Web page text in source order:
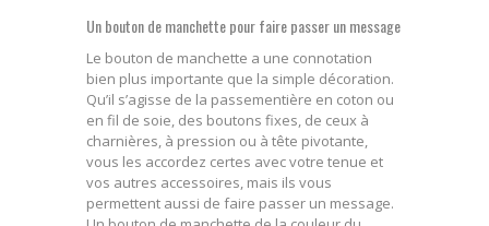
Un bouton de manchette pour faire passer un message
Le bouton de manchette a une connotation
bien plus importante que la simple décoration.
Qu’il s’agisse de la passementière en coton ou
en fil de soie, des boutons fixes, de ceux à
charnières, à pression ou à tête pivotante,
vous les accordez certes avec votre tenue et
vos autres accessoires, mais ils vous
permettent aussi de faire passer un message.